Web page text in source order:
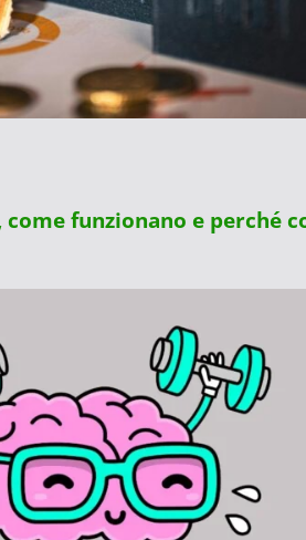
come funzionano e perché